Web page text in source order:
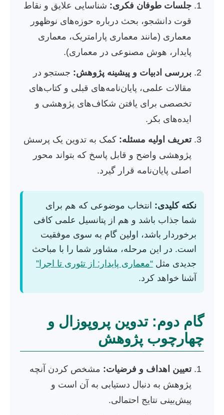
جلسات طوفان فکری: شناسایی علایق و نقاط
قوت دانشجو، بحث درباره حوزه‌های نوظهور
معماری (مانند معماری پارامتریک، معماری
پایدار، هوش مصنوعی در معماری).
بررسی ادبیات و پیشینه پژوهش: جستجو در
مقالات علمی، پایان‌نامه‌های قبلی و کتاب‌های
تخصصی برای یافتن شکاف‌های پژوهشی و
ایده‌های بکر.
تعریف اولیه مسئله: کمک به تدوین یک پرسش
پژوهشی واضح و قابل پاسخ که بتواند محور
اصلی پایان‌نامه قرار گیرد.
نکته کلیدی: انتخاب موضوعی که هم برای
شما جذاب باشد و هم از پتانسیل علمی کافی
برخوردار باشد، اولین گام به سوی موفقیت
است. در این مرحله، مشاور شما را با مباحث
جدیدی مثل “معماری پایدار: از تئوری تا اجرا”
آشنا خواهد کرد.
گام دوم: تدوین پروپوزال و
چهارچوب پژوهش
تعیین اهداف و فرضیات: مشخص کردن آنچه
پژوهش به دنبال دستیابی به آن است و
پیش‌بینی نتایج احتمالی.